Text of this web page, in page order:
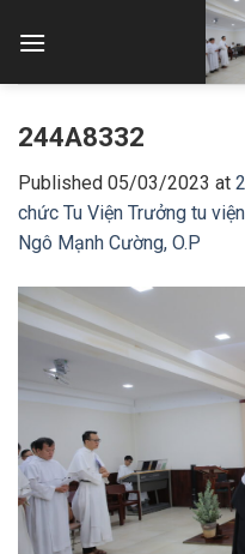
244A8332
Published 05/03/2023 at
chức Tu Viện Trưởng tu
Ngô Mạnh Cường, O.P